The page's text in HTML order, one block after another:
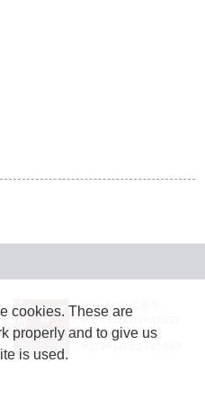
JASRAC許諾番号：
9024936001Y45037
JASRAC許諾番号：
cookies. These are
properly and to give us
is used.